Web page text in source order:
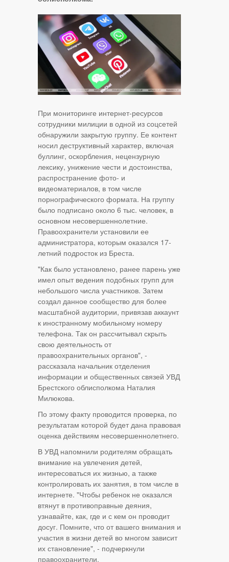
При мониторинге интернет-ресурсов
сотрудники милиции в одной из соцсетей
обнаружили закрытую группу. Ее контент
носил деструктивный характер, включая
буллинг, оскорбления, нецензурную
лексику, унижение чести и достоинства,
распространение фото- и
видеоматериалов, в том числе
порнографического формата. На группу
было подписано около 6 тыс. человек, в
основном несовершеннолетние.
Правоохранители установили ее
администратора, которым оказался 17-
летний подросток из Бреста.
"Как было установлено, ранее парень уже
имел опыт ведения подобных групп для
небольшого числа участников. Затем
создал данное сообщество для более
масштабной аудитории, привязав аккаунт
к иностранному мобильному номеру
телефона. Так он рассчитывал скрыть
свою деятельность от
правоохранительных органов", -
рассказала начальник отделения
информации и общественных связей УВД
Брестского облисполкома Наталия
Милюкова.
По этому факту проводится проверка, по
результатам которой будет дана правовая
оценка действиям несовершеннолетнего.
В УВД напомнили родителям обращать
внимание на увлечения детей,
интересоваться их жизнью, а также
контролировать их занятия, в том числе в
интернете. "Чтобы ребенок не оказался
втянут в противоправные деяния,
узнавайте, как, где и с кем он проводит
досуг. Помните, что от вашего внимания и
участия в жизни детей во многом зависит
их становление", - подчеркнули
правоохранители.